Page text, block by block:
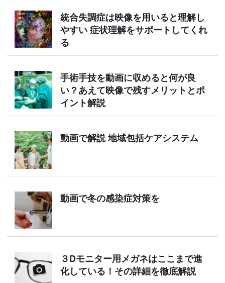
統合失調症は映像を用いると理解し
やすい 症状理解をサポートしてくれ
る
手術手技を動画に収めると何が良
い？あえて映像で残すメリットとポ
イント解説
動画で解説 地域包括ケアシステム
動画で冬の感染症対策を
３Dモニター用メガネはここまで進
化している！その詳細を徹底解説